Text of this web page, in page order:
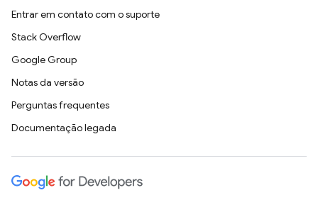
Entrar em contato com o suporte
Stack Overflow
Google Group
Notas da versão
Perguntas frequentes
Documentação legada